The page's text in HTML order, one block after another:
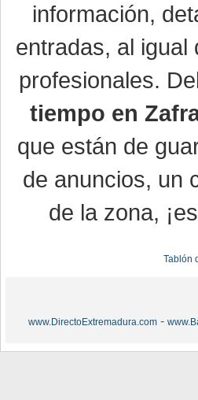
información,
entradas, al
profesionales.
tiempo en
que están de
de anuncios, un
de la zona,
Tablón
www.DirectoExtremadura.com -